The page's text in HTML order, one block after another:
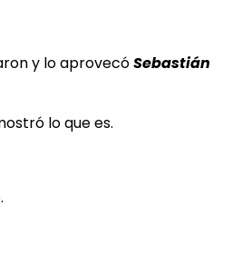
y lo aprovecóSebastián
lo que es.